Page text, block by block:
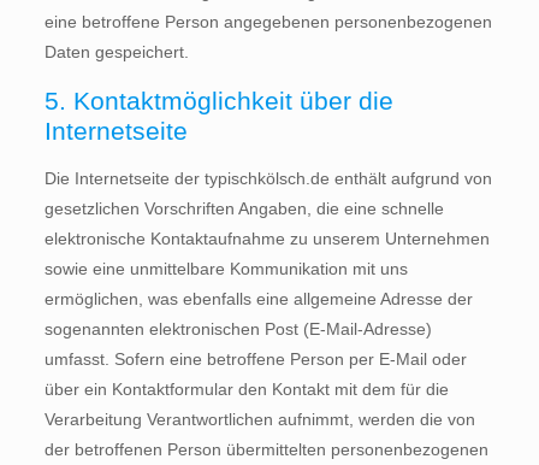
eine betroffene Person angegebenen personenbezogenen
Daten gespeichert.
5. Kontaktmöglichkeit über die
Internetseite
Die Internetseite der typischkölsch.de enthält aufgrund von
gesetzlichen Vorschriften Angaben, die eine schnelle
elektronische Kontaktaufnahme zu unserem Unternehmen
sowie eine unmittelbare Kommunikation mit uns
ermöglichen, was ebenfalls eine allgemeine Adresse der
sogenannten elektronischen Post (E-Mail-Adresse)
umfasst. Sofern eine betroffene Person per E-Mail oder
über ein Kontaktformular den Kontakt mit dem für die
Verarbeitung Verantwortlichen aufnimmt, werden die von
der betroffenen Person übermittelten personenbezogenen